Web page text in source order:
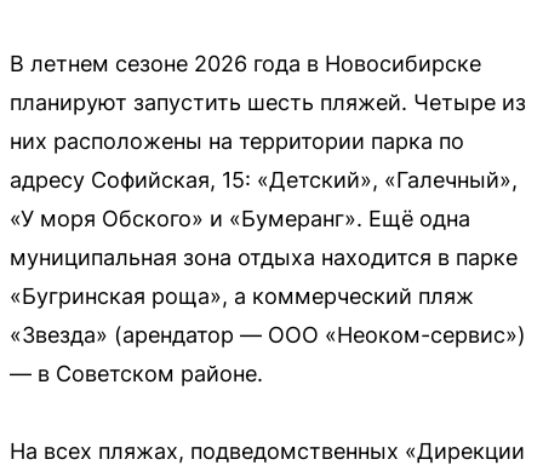
В летнем сезоне 2026 года в Новосибирске
планируют запустить шесть пляжей. Четыре из
них расположены на территории парка по
адресу Софийская, 15: «Детский», «Галечный»,
«У моря Обского» и «Бумеранг». Ещё одна
муниципальная зона отдыха находится в парке
«Бугринская роща», а коммерческий пляж
«Звезда» (арендатор — ООО «Неоком-сервис»)
— в Советском районе.
На всех пляжах, подведомственных «Дирекции